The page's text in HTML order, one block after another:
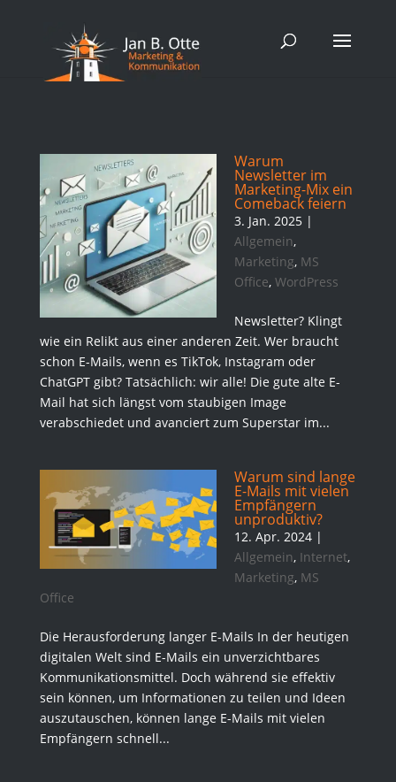
Warum
Newsletter im
Marketing-Mix ein
Comeback feiern
3. Jan. 2025|
Allgemein,
Marketing, MS
Office, WordPress
Newsletter? Klingt
wie ein Relikt aus einer anderen Zeit. Wer braucht
schon E-Mails, wenn es TikTok, Instagram oder
ChatGPT gibt? Tatsächlich: wir alle! Die gute alte E-
Mail hat sich längst vom staubigen Image
verabschiedet und avanciert zum Superstar im...
Warum sind lange
E-Mails mit vielen
Empfängern
unproduktiv?
12. Apr. 2024|
Allgemein, Internet,
Marketing, MS
Office
Die Herausforderung langer E-Mails In der heutigen
digitalen Welt sind E-Mails ein unverzichtbares
Kommunikationsmittel. Doch während sie effektiv
sein können, um Informationen zu teilen und Ideen
auszutauschen, können lange E-Mails mit vielen
Empfängern schnell...